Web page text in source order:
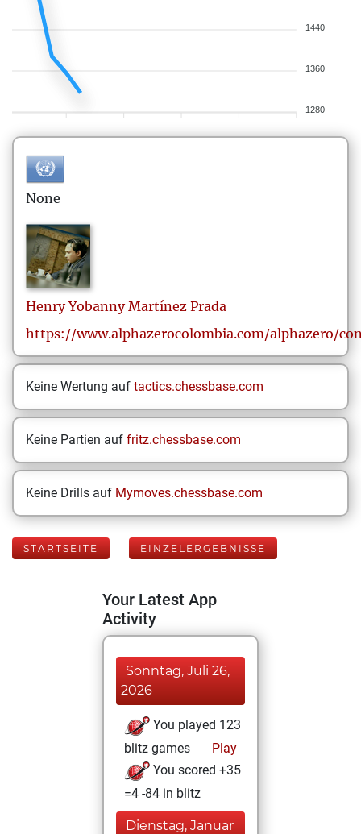
1440
1360
1280
None
Henry Yobanny Martínez Prada
https://www.alphazerocolombia.com/alphazero/
Keine Wertung auf tactics.chessbase.com
Keine Partien auf fritz.chessbase.com
Keine Drills auf Mymoves.chessbase.com
STARTSEITE EINZELERGEBNISSE
Your Latest App
Activity
Sonntag, Juli 26,
2026
You played 123
blitz games
Play
You scored +35
=4 -84 in blitz
Dienstag, Januar